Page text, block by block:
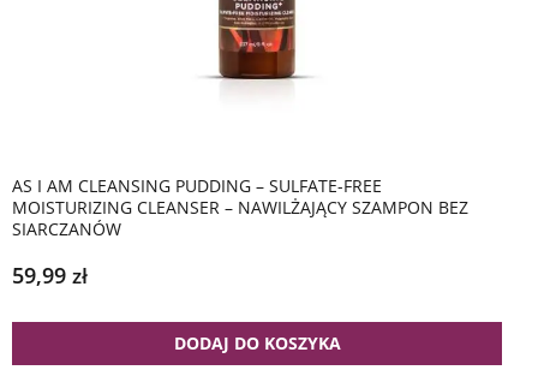
AS I AM CLEANSING PUDDING – SULFATE-FREE
MOISTURIZING CLEANSER – NAWILŻAJĄCY SZAMPON BEZ
SIARCZANÓW
59,99 zł
DODAJ DO KOSZYKA